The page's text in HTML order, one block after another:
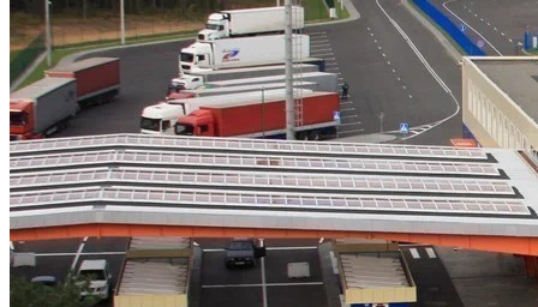
Какие Кредиты Дают В Беларуси
На Китайские Автомобили
Шипы Или Липучка? Что Выбрать В
Условиях Российской Зимы?